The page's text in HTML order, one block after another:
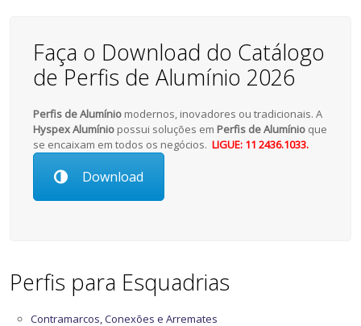
Faça o Download do Catálogo
de Perfis de Alumínio 2026
Perfis de Alumínio modernos, inovadores ou tradicionais. A
Hyspex Alumínio possui soluções em Perfis de Alumínio que
se encaixam em todos os negócios.LIGUE: 11 2436.1033.
Download
Perfis para Esquadrias
Contramarcos, Conexões e Arremates